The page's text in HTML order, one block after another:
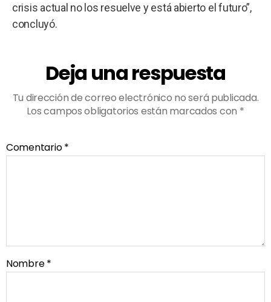
crisis actual no los resuelve y está abierto el futuro”,
concluyó.
Deja una respuesta
Tu dirección de correo electrónico no será publicada.
Los campos obligatorios están marcados con *
Comentario*
Nombre*